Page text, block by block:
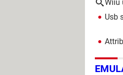
Wiiu
Usb